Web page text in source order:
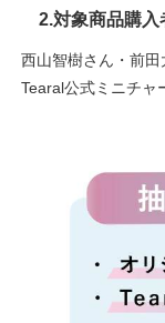
2.対象商品購
西山智樹さん・前
Tearal公式ミニチャ